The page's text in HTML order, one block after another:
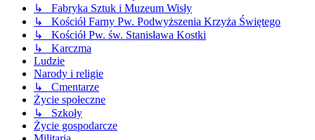
↳ Fabryka Sztuk i Muzeum Wisły
↳ Kościół Farny Pw. Podwyższenia Krzyża Świętego
↳ Kościół Pw. św. Stanisława Kostki
↳ Karczma
Ludzie
Narody i religie
↳ Cmentarze
Życie społeczne
↳ Szkoły
Życie gospodarcze